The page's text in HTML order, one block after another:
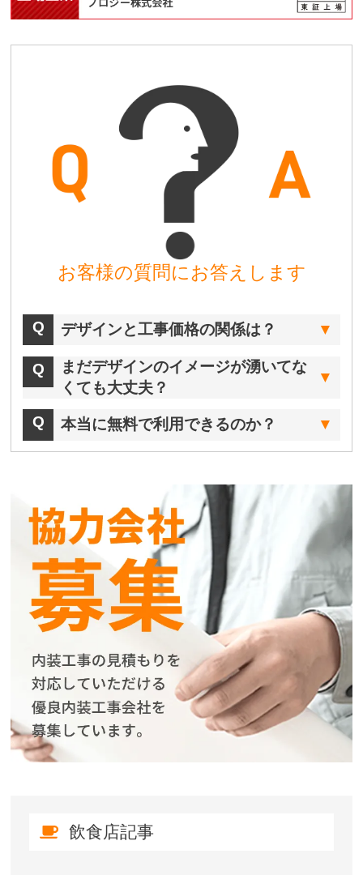
お客様の質問にお答えします
デザインと工事価格の関係は？
まだデザインのイメージが湧いてな
くても大丈夫？
本当に無料で利用できるのか？
飲食店記事